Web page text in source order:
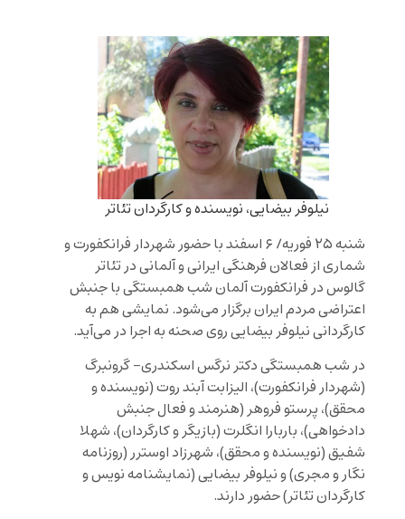
نیلوفر بیضایی، نویسنده و کارگردان تئاتر
شنبه ۲۵ فوریه/ ۶ اسفند با حضور شهردار فرانکفورت و
شماری از فعالان فرهنگی ایرانی و آلمانی در تئاتر
گالوس در فرانکفورت آلمان شب همبستگی با جنبش
اعتراضی مردم ایران برگزار می‌شود. نمایشی هم به
کارگردانی نیلوفر بیضایی روی صحنه به اجرا در می‌آید.
در شب همبستگی دکتر نرگس اسکندری- گرونبرگ
(شهردار فرانکفورت)، الیزابت آبند روت (نویسنده و
محقق)، پرستو فروهر (هنرمند و فعال جنبش
دادخواهی)، باربارا انگلرت (بازیگر و کارگردان)، شهلا
شفیق (نویسنده و محقق)، شهرزاد اوسترر (روزنامه
نگار و مجری) و نیلوفر بیضایی (نمایشنامه نویس و
کارگردان تئاتر) حضور دارند.